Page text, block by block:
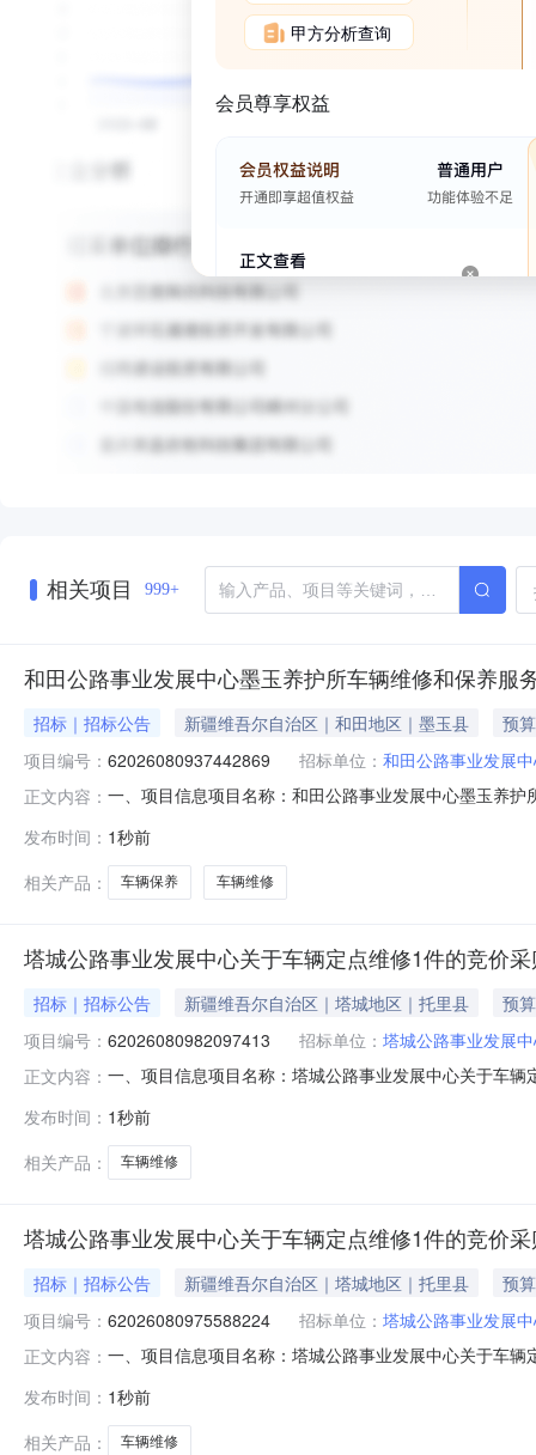
甲方分析查询
会员尊享权益
相关项目 999+
和田公路事业发展中心墨玉养护所车辆维修和保养服
招标｜招标公告 新疆维吾尔自治区｜和田地区｜墨玉县
预
项目编号： 62026080937442869 招标单位： 和田公路事业发展
正文内容： 一、项目信息项目名称：和田公路事业发展中心墨玉养
意向品牌新RC0V50核心参数要求:商品类目:车辆定点维
发布时间： 1秒前
相关产品：
车辆保养 车辆维修
塔城公路事业发展中心关于车辆定点维修1件的竞价
招标｜招标公告 新疆维吾尔自治区｜塔城地区｜托里县
预
项目编号： 62026080982097413 招标单位： 塔城公路事业发展
正文内容： 一、项目信息项目名称：塔城公路事业发展中心关于车
量控制金额(元)意向品牌车辆定点维修核心参数要求:商
发布时间： 1秒前
相关产品：
车辆维修
塔城公路事业发展中心关于车辆定点维修1件的竞价
招标｜招标公告 新疆维吾尔自治区｜塔城地区｜托里县
预
项目编号： 62026080975588224 招标单位： 塔城公路事业发展
正文内容： 一、项目信息项目名称：塔城公路事业发展中心关于车
量控制金额(元)意向品牌车辆定点维修核心参数要求:商
发布时间： 1秒前
相关产品：
车辆维修